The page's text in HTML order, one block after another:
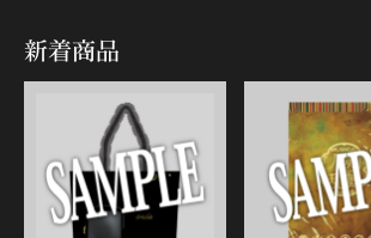
新着商品